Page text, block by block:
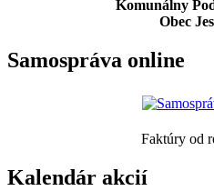
Komunálny
Obec
Samospráva online
Faktúry od
Kalendár akcií